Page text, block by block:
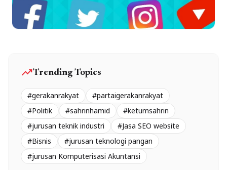
trending_upTrending Topics
#gerakanrakyat
#partaigerakanrakyat
#Politik
#sahrinhamid
#ketumsahrin
#jurusan teknik industri
#Jasa SEO website
#Bisnis
#jurusan teknologi pangan
#jurusan Komputerisasi Akuntansi